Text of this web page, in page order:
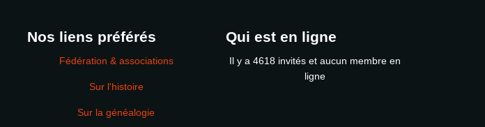
Nos liens préférés
Fédération & associations
Sur l'histoire
Sur la généalogie
Qui est en ligne
Il y a 4618 invités et aucun membre en
ligne